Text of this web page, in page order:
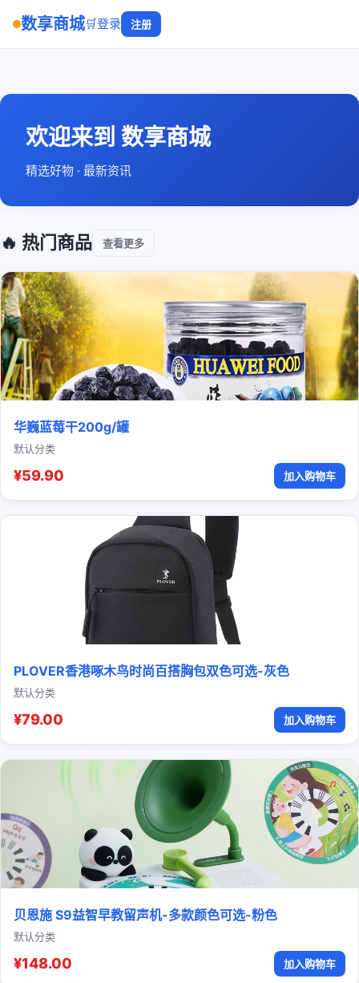
数享商城🛒登录 注册
欢迎来到 数享商城
精选好物 · 最新资讯
🔥 热门商品 查看更多
华巍蓝莓干200g/罐
默认分类
¥59.90 加入购物车
PLOVER香港啄木鸟时尚百搭胸包双色可选-灰色
默认分类
¥79.00 加入购物车
贝恩施 S9益智早教留声机-多款颜色可选-粉色
默认分类
¥148.00 加入购物车